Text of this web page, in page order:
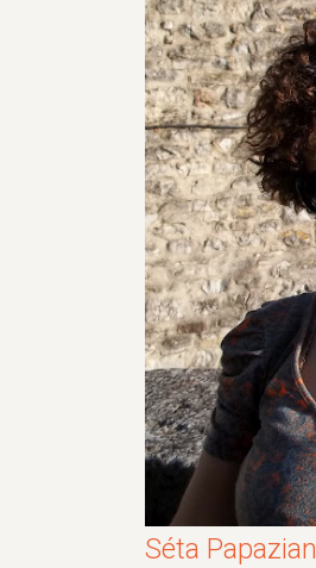
Séta Papazian